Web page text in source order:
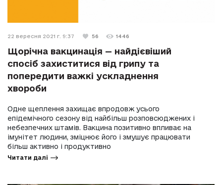
22 вересня 2021 г. 9:37 56 1446
Щорічна вакцинація — найдієвіший
спосіб захиститися від грипу та
попередити важкі ускладнення
хвороби
Одне щеплення захищає впродовж усього
епідемічного сезону від найбільш розповсюджених і
небезпечних штамів. Вакцина позитивно впливає на
імунітет людини, зміцнює його і змушує працювати
більш активно і продуктивно
Читати далі